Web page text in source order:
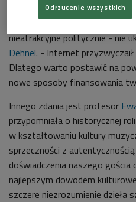
- Ważniejsze są koncerty w
programy edukacyjne dla
nieatrakcyjne politycznie - nie
Dehnel. - Internet
Dlatego warto postawić na
nowe sposoby finansowania
Innego zdania jest profesor
przypomniała o historycznej
w kształtowaniu kultury
sprzeczności z
doświadczenia naszego
najlepszym dowodem
szczere niezrozumienie dzieła
Odrzucenie wszystkich